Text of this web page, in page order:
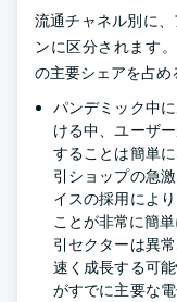
流通チャネル別に
ンに区分されます
の主要シェアを占め
パンデミック中
ける中、ユーザ
することは簡単
引ショップの急
イスの採用によ
ことが非常に簡単
引セクターは異
速く成長する可
がすでに主要な